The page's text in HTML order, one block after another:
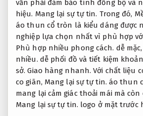
vẫn phải đảm bảo tính đồng bộ và
hiệu. Mang lại sự tự tin. Trong đó,
áo thun cổ tròn là kiểu dáng được
nghiệp lựa chọn nhất vì phù hợp
Phù hợp nhiều phong cách. dễ
nhiều. dễ phối đồ và tiết kiệm
sở. Giao hàng nhanh. Với chất liệu
co giãn, Mang lại sự tự tin. áo thun
mang lại cảm giác thoải mái mà
Mang lại sự tự tin. logo ở mặt trước